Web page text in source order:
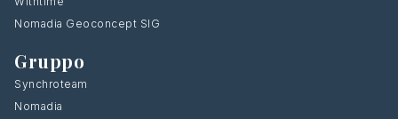
Nomadia Geoconcept SIG
Gruppo
Synchroteam
Nomadia